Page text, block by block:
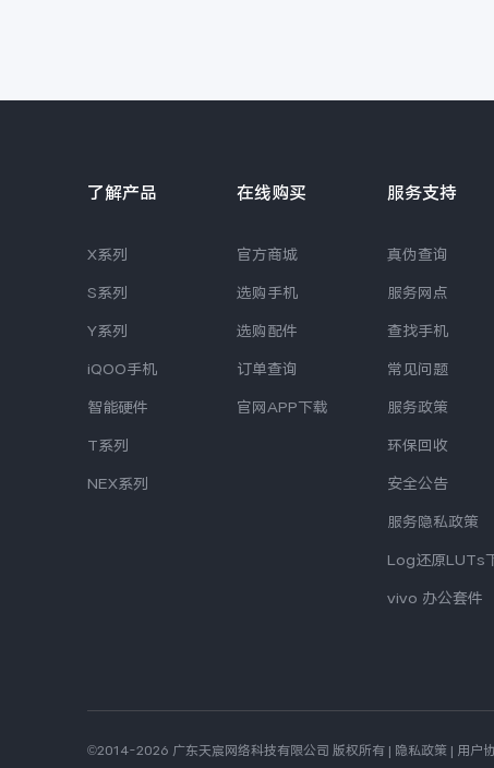
了解产品
X系列
S系列
Y系列
iQOO手机
智能硬件
T系列
NEX系列
在线购买
官方商城
选购手机
选购配件
订单查询
官网APP下载
服务支持
真伪查询
服务网点
查找手机
常见问题
服务政策
环保回收
安全公告
服务隐私政策
Log还原LUTs
vivo 办公套件
©2014-2026 广东天宸网络科技有限公司 版权所有 | 隐私政策 | 用户